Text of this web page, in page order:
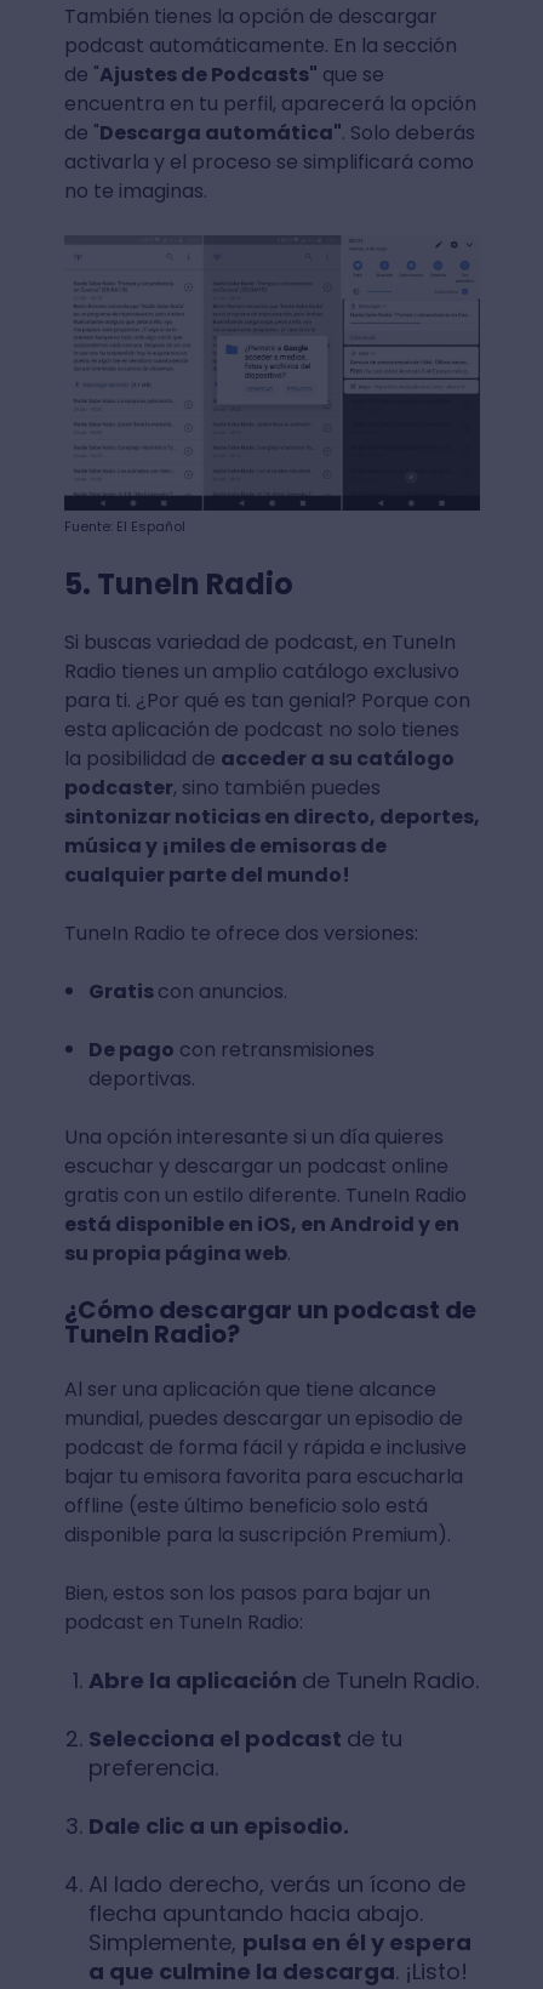
También tienes la opción de descargar
podcast automáticamente. En la sección
de "Ajustes de Podcasts" que se
encuentra en tu perfil, aparecerá la opción
de "Descarga automática". Solo deberás
activarla y el proceso se simplificará como
no te imaginas.
Fuente: El Español
5. TuneIn Radio
Si buscas variedad de podcast, en TuneIn
Radio tienes un amplio catálogo exclusivo
para ti. ¿Por qué es tan genial? Porque con
esta aplicación de podcast no solo tienes
la posibilidad de acceder a su catálogo
podcaster, sino también puedes
sintonizar noticias en directo, deportes,
música y ¡miles de emisoras de
cualquier parte del mundo!
TuneIn Radio te ofrece dos versiones:
Gratiscon anuncios.
De pago con retransmisiones
deportivas.
Una opción interesante si un día quieres
escuchar y descargar un podcast online
gratis con un estilo diferente. TuneIn Radio
está disponible en iOS, en Android y en
su propia página web.
¿Cómo descargar un podcast de
TuneIn Radio?
Al ser una aplicación que tiene alcance
mundial, puedes descargar un episodio de
podcast de forma fácil y rápida e inclusive
bajar tu emisora favorita para escucharla
offline (este último beneficio solo está
disponible para la suscripción Premium).
Bien, estos son los pasos para bajar un
podcast en TuneIn Radio:
Abre la aplicación de TuneIn Radio.
Selecciona el podcast de tu
preferencia.
Dale clic a un episodio.
Al lado derecho, verás un ícono de
flecha apuntando hacia abajo.
Simplemente, pulsa en él y espera
a que culmine la descarga. ¡Listo!